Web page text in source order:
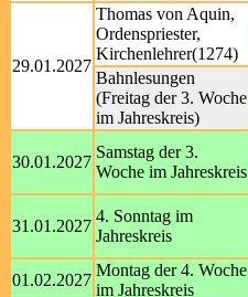
29.01.2027
Thomas von Aquin,
Ordenspriester,
Kirchenlehrer(1274)
Bahnlesungen
(Freitag der 3. Woche
im Jahreskreis)
30.01.2027
Samstag der 3.
Woche im Jahreskreis
31.01.2027
4. Sonntag im
Jahreskreis
01.02.2027
Montag der 4. Woche
im Jahreskreis